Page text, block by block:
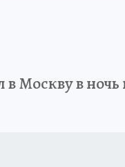
Москву в ночь